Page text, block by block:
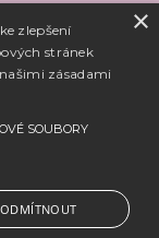
×
zlepšení
stránek
zásadami
SOUBORY